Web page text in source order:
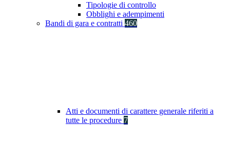
Tipologie di controllo
Obblighi e adempimenti
Bandi di gara e contratti 460
Atti e documenti di carattere generale riferiti a
tutte le procedure 7